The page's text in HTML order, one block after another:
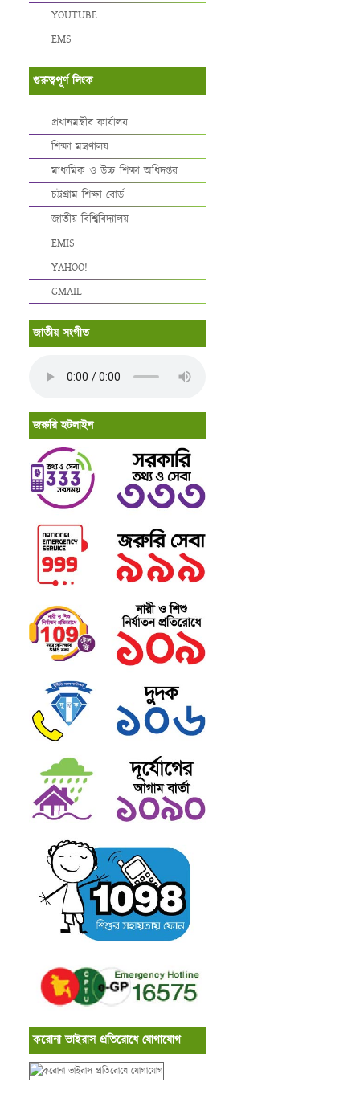
YOUTUBE
EMS
গুরুত্বপূর্ণ লিংক
প্রধানমন্ত্রীর কার্যালয়
শিক্ষা মন্ত্রণালয়
মাধ্যমিক ও উচ্চ শিক্ষা অধিদপ্তর
চট্টগ্রাম শিক্ষা বোর্ড
জাতীয় বিশ্বিবিদ্যালয়
EMIS
YAHOO!
GMAIL
জাতীয় সংগীত
জরুরি হটলাইন
করোনা ভাইরাস প্রতিরোধে যোগাযোগ